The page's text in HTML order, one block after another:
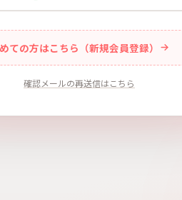
ての方はこちら（新規会員登録）
確認メールの再送信はこちら